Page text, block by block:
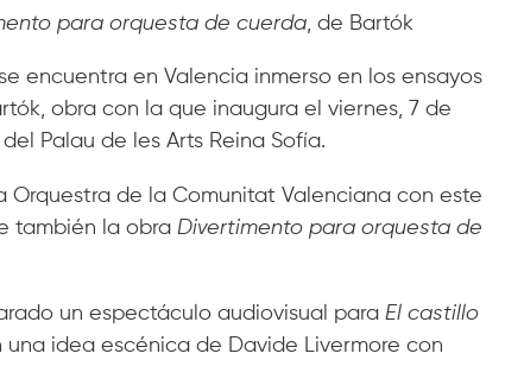
para orquesta de cuerda, de Bartók
encuentra en Valencia inmerso en los ensayos
obra con la que inaugura el viernes, 7 de
Palau de les Arts Reina Sofía.
Orquestra de la Comunitat Valenciana con este
también la obra Divertimento para orquesta de
un espectáculo audiovisual para El castillo
una idea escénica de Davide Livermore con